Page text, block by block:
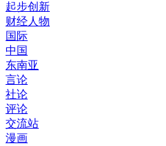
起步创新
财经人物
国际
中国
东南亚
言论
社论
评论
交流站
漫画